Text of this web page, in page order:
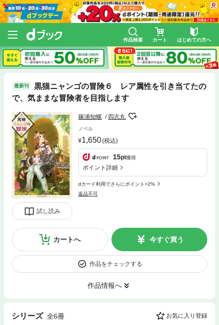
作品検索 カート はじめての方へ
最新刊
黒猫ニャンゴの冒険６ レア属性を引き当てたの
で、気ままな冒険者を目指します
試し読み
篠浦知螺 四志丸
ノベル
1,650(税込)
15pt獲得
ポイント詳細
dカード利用でさらにポイント+2%
返品不可
カートへ 今すぐ買う
作品をチェックする
作品情報へ
シリーズ 全6冊 お気に入り登録